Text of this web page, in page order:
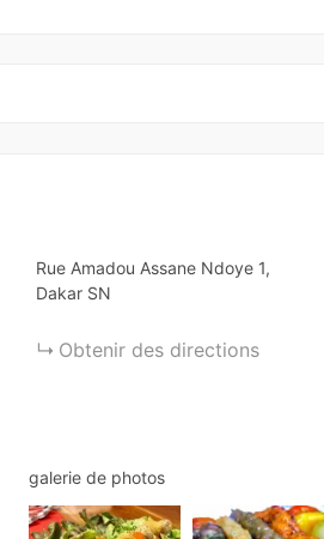
Rue Amadou Assane Ndoye 1
Dakar SN
Obtenir des directions
galerie de photos